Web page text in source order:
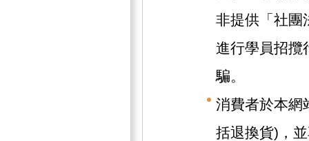
非提供「社團
進行學員招攬
騙。
消費者於本網
括退換貨)，